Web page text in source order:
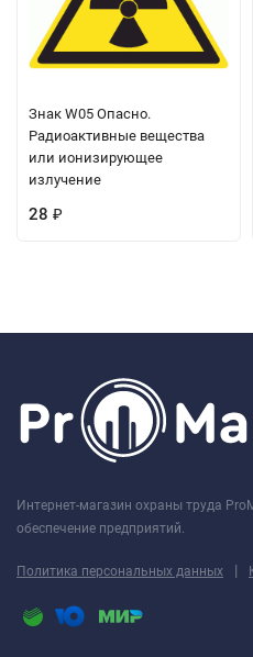
Знак W05 Опасно.
Радиоактивные вещества
или ионизирующее
излучение
28 ₽
Интернет-магазин охраны труда
обеспечение предприятий.
Политика персональных данных |